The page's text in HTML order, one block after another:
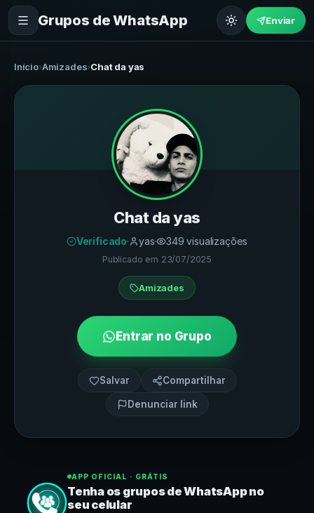
Grupos de WhatsApp Enviar
Início›Amizades›Chat da yas
Chat da yas
Verificado· yas· 349 visualizações
Publicado em 23/07/2025
Amizades
Entrar no Grupo
Salvar Compartilhar
Denunciar link
APP OFICIAL · GRÁTIS
Tenha os grupos deWhatsAppno
seu celular